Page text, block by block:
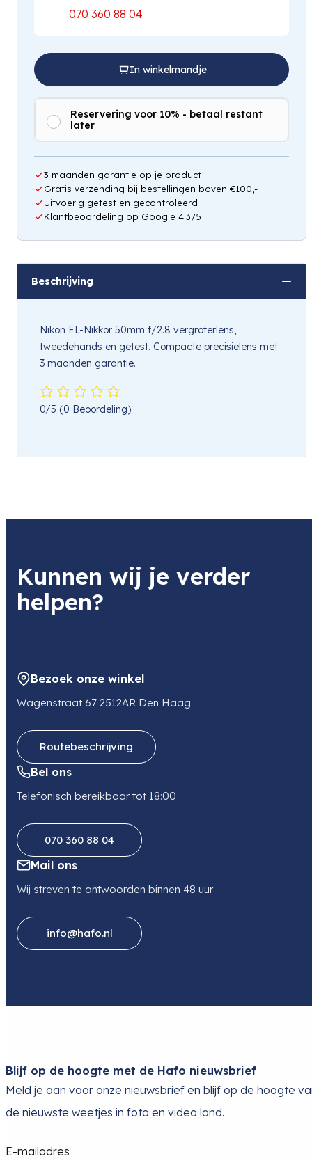
070 360 88 04
In winkelmandje
Reservering voor 10% - betaal restant
later
3 maanden garantie op je product
Gratis verzending bij bestellingen boven €100,-
Uitvoerig getest en gecontroleerd
Klantbeoordeling op Google 4.3/5
Beschrijving
Nikon EL-Nikkor 50mm f/2.8 vergroterlens,
tweedehands en getest. Compacte precisielens met
3 maanden garantie.
0/5 (0 Beoordeling)
Kunnen wij je verder
helpen?
Bezoek onze winkel
Wagenstraat 67 2512AR Den Haag
Routebeschrijving
Bel ons
Telefonisch bereikbaar tot 18:00
070 360 88 04
Mail ons
Wij streven te antwoorden binnen 48 uur
info@hafo.nl
Blijf op de hoogte met de Hafo nieuwsbrief
Meld je aan voor onze nieuwsbrief en blijf op de hoogte
de nieuwste weetjes in foto en video land.
E-mailadres